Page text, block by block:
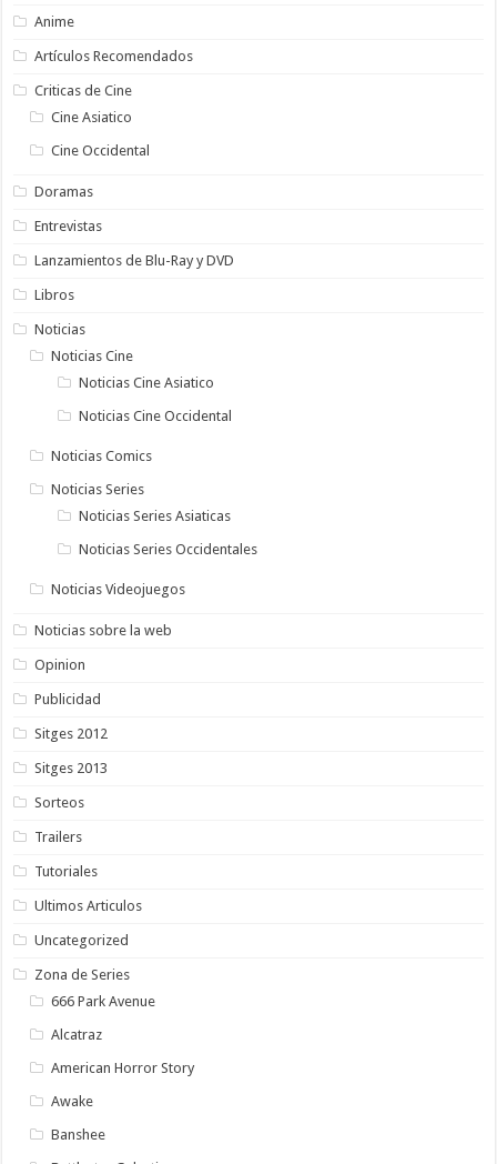
Anime
Artículos Recomendados
Criticas de Cine
Cine Asiatico
Cine Occidental
Doramas
Entrevistas
Lanzamientos de Blu-Ray y DVD
Libros
Noticias
Noticias Cine
Noticias Cine Asiatico
Noticias Cine Occidental
Noticias Comics
Noticias Series
Noticias Series Asiaticas
Noticias Series Occidentales
Noticias Videojuegos
Noticias sobre la web
Opinion
Publicidad
Sitges 2012
Sitges 2013
Sorteos
Trailers
Tutoriales
Ultimos Articulos
Uncategorized
Zona de Series
666 Park Avenue
Alcatraz
American Horror Story
Awake
Banshee